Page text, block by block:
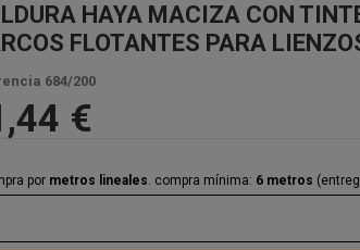
HAYA MACIZA CON
FLOTANTES PARA
684/200
€
por metros lineales. compra mínima: 6 metros